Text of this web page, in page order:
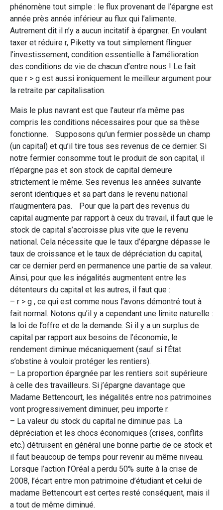
phénomène tout simple : le flux provenant de l’épargne est
année près année inférieur au flux qui l’alimente.
Autrement dit il n’y a aucun incitatif à épargner. En voulant
taxer et réduire r, Piketty va tout simplement flinguer
l’investissement, condition essentielle à l’amélioration
des conditions de vie de chacun d’entre nous ! Le fait
que r > g est aussi ironiquement le meilleur argument pour
la retraite par capitalisation.
Mais le plus navrant est que l’auteur n’a même pas
compris les conditions nécessaires pour que sa thèse
fonctionne. Supposons qu’un fermier possède un champ
(un capital) et qu’il tire tous ses revenus de ce dernier. Si
notre fermier consomme tout le produit de son capital, il
n’épargne pas et son stock de capital demeure
strictement le même. Ses revenus les années suivante
seront identiques et sa part dans le revenu national
n’augmentera pas. Pour que la part des revenus du
capital augmente par rapport à ceux du travail, il faut que le
stock de capital s’accroisse plus vite que le revenu
national. Cela nécessite que le taux d’épargne dépasse le
taux de croissance et le taux de dépréciation du capital,
car ce dernier perd en permanence une partie de sa valeur.
Ainsi, pour que les inégalités augmentent entre les
détenteurs du capital et les autres, il faut que :
– r > g , ce qui est comme nous l’avons démontré tout à
fait normal. Notons qu’il y a cependant une limite naturelle :
la loi de l’offre et de la demande. Si il y a un surplus de
capital par rapport aux besoins de l’économie, le
rendement diminue mécaniquement (sauf si l’État
s’obstine à vouloir protéger les rentiers).
– La proportion épargnée par les rentiers soit supérieure
à celle des travailleurs. Si j’épargne davantage que
Madame Bettencourt, les inégalités entre nos patrimoines
vont progressivement diminuer, peu importe r.
– La valeur du stock du capital ne diminue pas. La
dépréciation et les chocs économiques (crises, conflits
etc.) détruisent en général une bonne partie de ce stock et
il faut beaucoup de temps pour revenir au même niveau.
Lorsque l’action l’Oréal a perdu 50% suite à la crise de
2008, l’écart entre mon patrimoine d’étudiant et celui de
madame Bettencourt est certes resté conséquent, mais il
a tout de même diminué.